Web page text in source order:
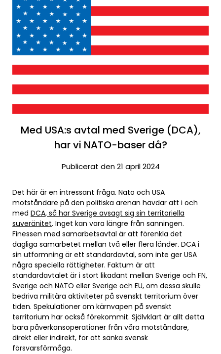
Med USA:s avtal med Sverige (DCA),
har vi NATO-baser då?
Publicerat den 21 april 2024
Det här är en intressant fråga. Nato och USA
motståndare på den politiska arenan hävdar att i och
med DCA, så har Sverige avsagt sig sin territoriella
suveränitet. Inget kan vara längre från sanningen.
Finessen med samarbetsavtal är att förenkla det
dagliga samarbetet mellan två eller flera länder. DCA i
sin utformning är ett standardavtal, som inte ger USA
några speciella rättigheter. Faktum är att
standardavtalet är i stort likadant mellan Sverige och FN,
Sverige och NATO eller Sverige och EU, om dessa skulle
bedriva militära aktiviteter på svenskt territorium över
tiden. Spekulationer om kärnvapen på svenskt
territorium har också förekommit. Självklart är allt detta
bara påverkansoperationer från våra motståndare,
direkt eller indirekt, för att sänka svensk
försvarsförmåga.